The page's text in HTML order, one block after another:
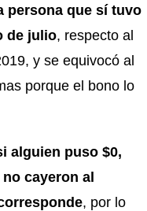
persona que sí tuvo
de julio, respecto al
y se equivocó al
porque el bono lo
alguien puso $0,
cayeron al
, por lo